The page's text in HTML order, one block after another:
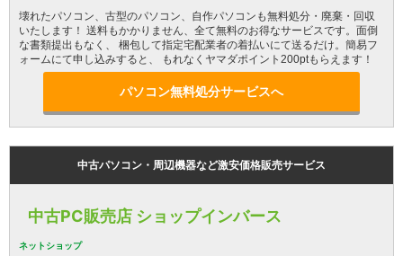
壊れたパソコン、古型のパソコン、自作パソコンも無料処分・廃棄・回収
いたします！ 送料もかかりません、全て無料のお得なサービスです。面倒
な書類提出もなく、 梱包して指定宅配業者の着払いにて送るだけ。簡易フ
ォームにて申し込みすると、 もれなくヤマダポイント200ptもらえます！
パソコン無料処分サービスへ
中古パソコン・周辺機器など激安価格販売サービス
中古PC販売店 ショップインバース
ネットショップ